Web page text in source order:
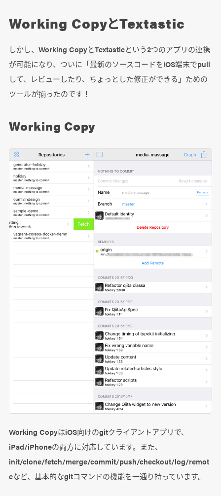
Working CopyとTextastic
しかし、Working CopyとTextasticという2つのアプリの連携
が可能になり、ついに「最新のソースコードをiOS端末でpull
して、レビューしたり、ちょっとした修正ができる」ための
ツールが揃ったのです！
Working Copy
Working CopyはiOS向けのgitクライアントアプリで、
iPad/iPhoneの両方に対応しています。また、
init/clone/fetch/merge/commit/push/checkout/log/remot
eなど、基本的なgitコマンドの機能を一通り持っています。